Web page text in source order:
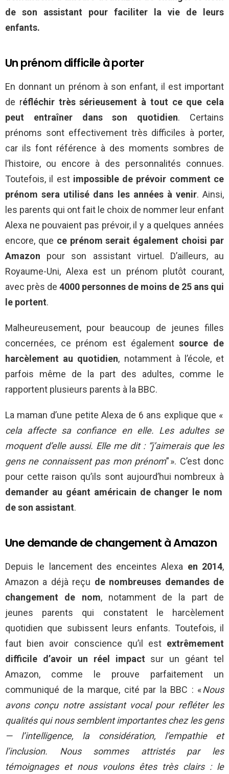
de son assistant pour faciliter la vie de leurs
enfants.
Un prénom difficile à porter
En donnant un prénom à son enfant, il est important
de réfléchir très sérieusement à tout ce que cela
peut entraîner dans son quotidien. Certains
prénoms sont effectivement très difficiles à porter,
car ils font référence à des moments sombres de
l’histoire, ou encore à des personnalités connues.
Toutefois, il estimpossible de prévoir comment ce
prénom sera utilisé dans les années à venir. Ainsi,
les parents qui ont fait le choix de nommer leur enfant
Alexa ne pouvaient pas prévoir, il y a quelques années
encore, que ce prénom serait également choisi par
Amazon pour son assistant virtuel. D’ailleurs, au
Royaume-Uni, Alexa est un prénom plutôt courant,
avec près de 4000 personnes de moins de 25 ans qui
le portent.
Malheureusement, pour beaucoup de jeunes filles
concernées, ce prénom est égalementsource de
harcèlement au quotidien, notamment à l’école, et
parfois même de la part des adultes, comme le
rapportent plusieurs parents à la BBC.
La maman d’une petite Alexa de 6 ans explique que «
cela affecte sa confiance en elle. Les adultes se
moquent d’elle aussi. Elle me dit : “j’aimerais que les
gens ne connaissent pas mon prénom” ». C’est donc
pour cette raison qu’ils sont aujourd’hui nombreux à
demander au géant américain de changer le nom
de son assistant.
Une demande de changement à Amazon
Depuis le lancement des enceintes Alexa en 2014,
Amazon a déjà reçu de nombreuses demandes de
changement de nom, notamment de la part de
jeunes parents qui constatent le harcèlement
quotidien que subissent leurs enfants. Toutefois, il
faut bien avoir conscience qu’il est extrêmement
difficile d’avoir un réel impact sur un géant tel
Amazon, comme le prouve parfaitement un
communiqué de la marque, cité par la BBC : «Nous
avons conçu notre assistant vocal pour refléter les
qualités qui nous semblent importantes chez les gens
— l’intelligence, la considération, l’empathie et
l’inclusion. Nous sommes attristés par les
témoignages et nous voulons êtes très clairs : le